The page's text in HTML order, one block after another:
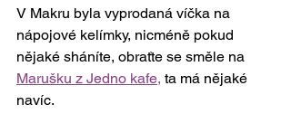
V Makru byla vyprodaná víčka na
nápojové kelímky, nicméně pokud
nějaké sháníte, obraťte se směle na
Marušku z Jedno kafe, ta má nějaké
navíc.